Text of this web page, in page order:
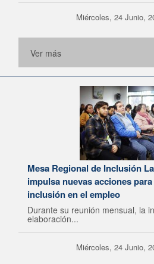
Miércoles, 24 Junio,
Ver más
Mesa Regional de Inclusión
impulsa nuevas acciones
inclusión en el empleo
Durante su reunión mensual, la
elaboración...
Miércoles, 24 Junio,